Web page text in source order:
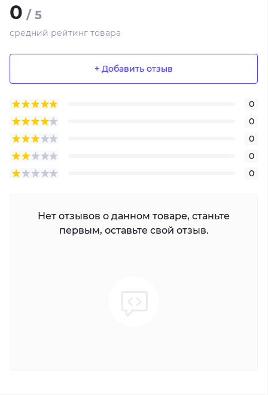
0 / 5
средний рейтинг товара
+ Добавить отзыв
0
0
0
0
0
Нет отзывов о данном товаре, станьте
первым, оставьте свой отзыв.